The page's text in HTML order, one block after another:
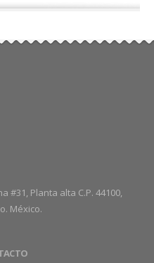
#31, Planta alta C.P. 44100,
México.